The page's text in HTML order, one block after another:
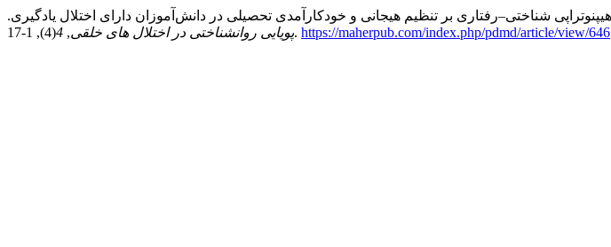
پویایی روانشناختی در اختلال های خلقی,
4 (4), 1-17. https://maherpub.com/index.php/pdmd/article/view/646